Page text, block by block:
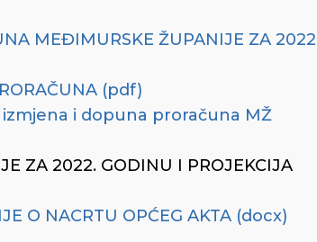
MEĐIMURSKE ŽUPANIJE ZA
(pdf)
i dopuna proračuna MŽ
ZA 2022. GODINU I PROJEKCIJA
O NACRTU OPĆEG AKTA (docx)